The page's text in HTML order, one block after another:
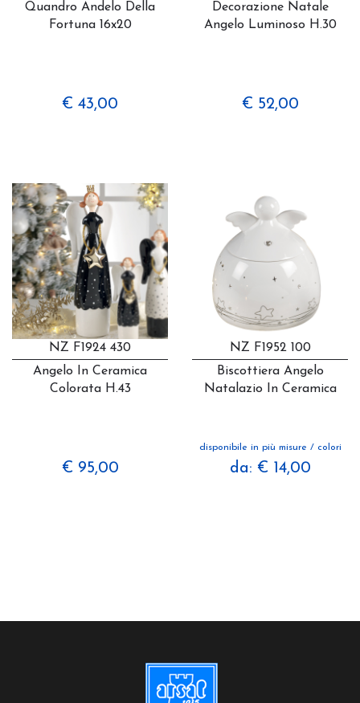
Quandro Andelo Della
Fortuna 16x20
€ 43,00
Decorazione Natale
Angelo Luminoso H.30
€ 52,00
NZ F1924 430
Angelo In Ceramica
Colorata H.43
€ 95,00
NZ F1952 100
Biscottiera Angelo
Natalazio In Ceramica
disponibile in più misure / colori
da: € 14,00